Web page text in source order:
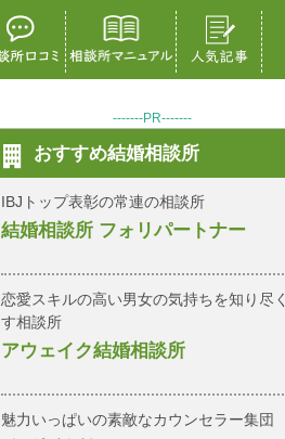
-------PR-------
おすすめ結婚相談所
IBJトップ表彰の常連の相談所
結婚相談所 フォリパートナー
恋愛スキルの高い男女の気持ちを知り尽く
す相談所
アウェイク結婚相談所
魅力いっぱいの素敵なカウンセラー集団